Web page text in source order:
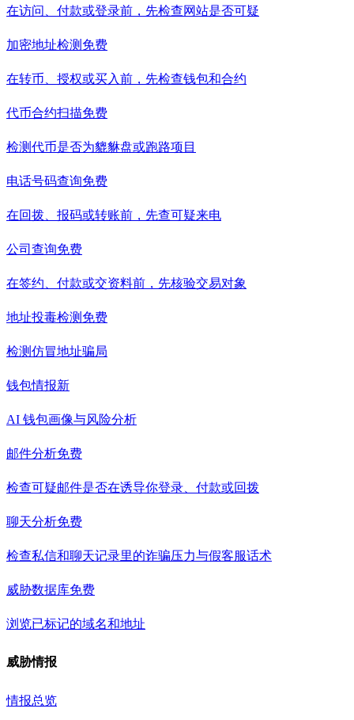
在访问、付款或登录前，先检查网站是否可疑
加密地址检测 免费
在转币、授权或买入前，先检查钱包和合约
代币合约扫描免费
检测代币是否为貔貅盘或跑路项目
电话号码查询免费
在回拨、报码或转账前，先查可疑来电
公司查询免费
在签约、付款或交资料前，先核验交易对象
地址投毒检测 免费
检测仿冒地址骗局
钱包情报新
AI 钱包画像与风险分析
邮件分析免费
检查可疑邮件是否在诱导你登录、付款或回拨
聊天分析免费
检查私信和聊天记录里的诈骗压力与假客服话术
威胁数据库免费
浏览已标记的域名和地址
威胁情报
情报总览